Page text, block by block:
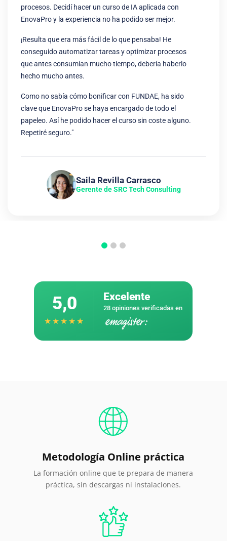
procesos. Decidí hacer un curso de IA aplicada con
EnovaPro y la experiencia no ha podido ser mejor.
¡Resulta que era más fácil de lo que pensaba! He
conseguido automatizar tareas y optimizar procesos
que antes consumían mucho tiempo, debería haberlo
hecho mucho antes.
Como no sabía cómo bonificar con FUNDAE, ha sido
clave que EnovaPro se haya encargado de todo el
papeleo. Así he podido hacer el curso sin coste alguno.
Repetiré seguro."
Saila Revilla Carrasco
Gerente de SRC Tech Consulting
5,0
★★★★★
Excelente
28 opiniones verificadas en
Metodología Online práctica
La formación online que te prepara de manera
práctica, sin descargas ni instalaciones.